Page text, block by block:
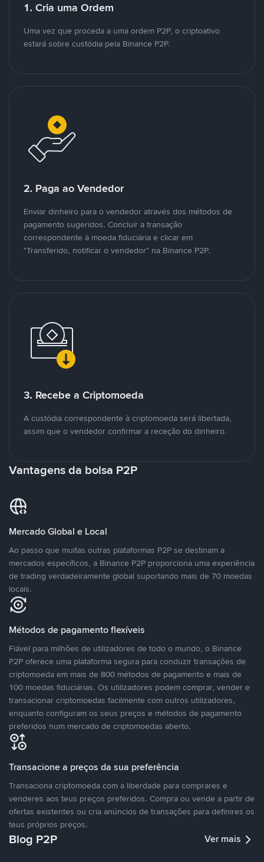
1. Cria uma Ordem
Uma vez que proceda a uma ordem P2P, o criptoativo
estará sobre custódia pela Binance P2P.
2. Paga ao Vendedor
Enviar dinheiro para o vendedor através dos métodos de
pagamento sugeridos. Concluir a transação
correspondente à moeda fiduciária e clicar em
"Transferido, notificar o vendedor" na Binance P2P.
3. Recebe a Criptomoeda
A custódia correspondente à criptomoeda será libertada,
assim que o vendedor confirmar a receção do dinheiro.
Vantagens da bolsa P2P
Mercado Global e Local
Ao passo que muitas outras plataformas P2P se destinam a
mercados específicos, a Binance P2P proporciona uma experiência
de trading verdadeiramente global suportando mais de 70 moedas
locais.
Métodos de pagamento flexíveis
Fiável para milhões de utilizadores de todo o mundo, o Binance
P2P oferece uma plataforma segura para conduzir transações de
criptomoeda em mais de 800 métodos de pagamento e mais de
100 moedas fiduciárias. Os utilizadores podem comprar, vender e
transacionar criptomoedas facilmente com outros utilizadores,
enquanto configuram os seus preços e métodos de pagamento
preferidos num mercado de criptomoedas aberto.
Transacione a preços da sua preferência
Transaciona criptomoeda com a liberdade para comprares e
venderes aos teus preços preferidos. Compra ou vende a partir de
ofertas existentes ou cria anúncios de transações para definires os
teus próprios preços.
Blog P2P Ver mais